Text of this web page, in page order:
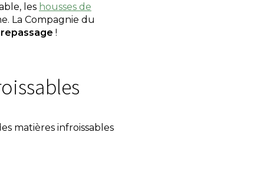
les housses de
La Compagnie du
!
matières infroissables